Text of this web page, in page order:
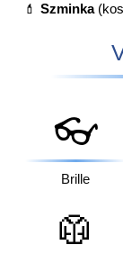
💄 Szminka
👓
Brille
🥼